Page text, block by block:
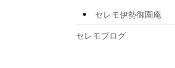
2025年1月
2024年12月
セレモ伊勢御園庵
セレモブログ